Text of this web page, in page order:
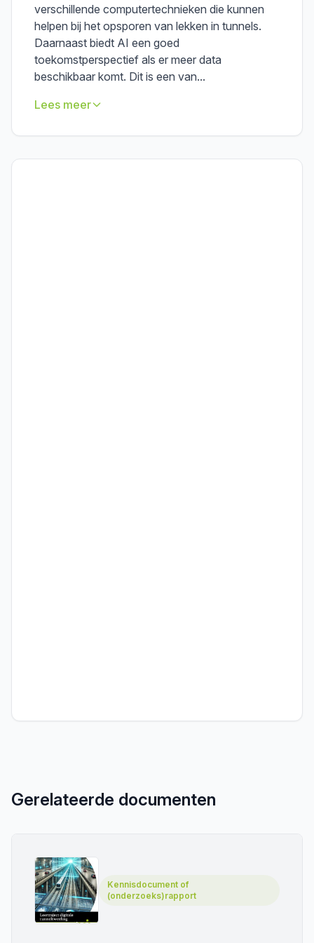
verschillende computertechnieken die kunnen
helpen bij het opsporen van lekken in tunnels.
Daarnaast biedt AI een goed
toekomstperspectief als er meer data
beschikbaar komt. Dit is een van...
Lees meer
Gerelateerde documenten
Kennisdocument of
(onderzoeks)rapport